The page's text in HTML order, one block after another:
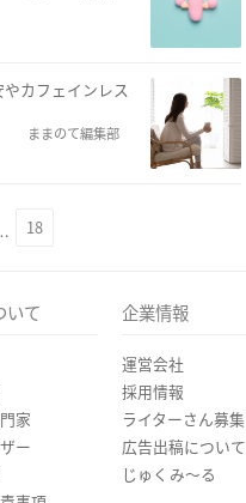
カフェインレス
ままのて編集部
18
いて
家
ー
企業情報
運営会社
採用情報
ライターさん募集
広告出稿について
じゅくみ〜る